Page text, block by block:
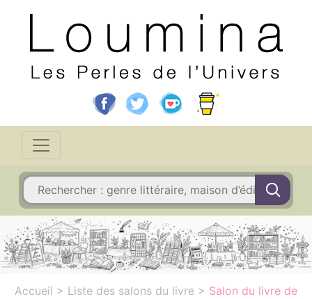
Accueil > Liste des salons du livre > Salon du livre de